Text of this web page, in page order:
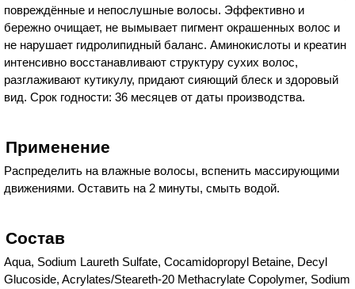
повреждённые и непослушные волосы. Эффективно и
бережно очищает, не вымывает пигмент окрашенных волос и
не нарушает гидролипидный баланс. Аминокислоты и креатин
интенсивно восстанавливают структуру сухих волос,
разглаживают кутикулу, придают сияющий блеск и здоровый
вид. Срок годности: 36 месяцев от даты производства.
Применение
Распределить на влажные волосы, вспенить массирующими
движениями. Оставить на 2 минуты, смыть водой.
Состав
Aqua, Sodium Laureth Sulfate, Cocamidopropyl Betaine, Decyl
Glucoside, Acrylates/Steareth-20 Methacrylate Copolymer, Sodium